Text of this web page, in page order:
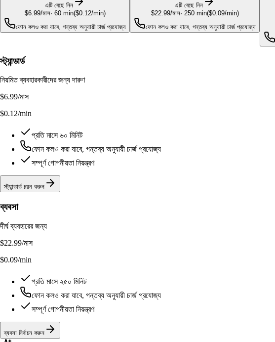
এটি বেছে নিন
$6.99/মাস· 60min($0.12/min)
ফোন কলও করা যাবে, গন্তব্য অনুযায়ী চার্জ প্রযোজ্য
এটি বেছে নিন
$22.99/মাস· 250min($0.09/min)
ফোন কলও করা যাবে, গন্তব্য অনুযায়ী চার্জ প্রযোজ্য
স্ট্যান্ডার্ড
নিয়মিত ব্যবহারকারীদের জন্য দারুণ
$6.99/মাস
$0.12/min
প্রতি মাসে ৬০ মিনিট
ফোন কলও করা যাবে, গন্তব্য অনুযায়ী চার্জ প্রযোজ্য
সম্পূর্ণ গোপনীয়তা নিয়ন্ত্রণ
স্ট্যান্ডার্ড চয়ন করুন
ব্যবসা
দীর্ঘ ব্যবহারের জন্য
$22.99/মাস
$0.09/min
প্রতি মাসে ২৫০ মিনিট
ফোন কলও করা যাবে, গন্তব্য অনুযায়ী চার্জ প্রযোজ্য
সম্পূর্ণ গোপনীয়তা নিয়ন্ত্রণ
ব্যবসা নির্বাচন করুন